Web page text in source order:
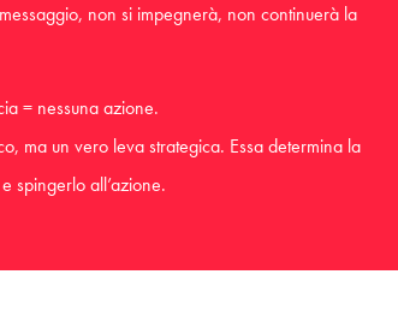
non si impegnerà, non continuerà la
= nessuna azione.
ma un vero leva strategica. Essa determina la
spingerlo all’azione.